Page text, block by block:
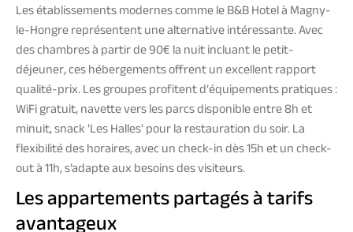
Les établissements modernes comme le B&B Hotel à Magny-
le-Hongre représentent une alternative intéressante. Avec
des chambres à partir de 90€ la nuit incluant le petit-
déjeuner, ces hébergements offrent un excellent rapport
qualité-prix. Les groupes profitent d’équipements pratiques :
WiFi gratuit, navette vers les parcs disponible entre 8h et
minuit, snack ‘Les Halles’ pour la restauration du soir. La
flexibilité des horaires, avec un check-in dès 15h et un check-
out à 11h, s’adapte aux besoins des visiteurs.
Les appartements partagés à tarifs
avantageux